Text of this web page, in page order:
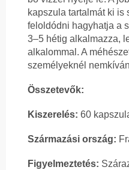
kapszula tartalmát ki is
feloldódni hagyhatja a
3–5 hétig alkalmazza,
alkalommal. A
személyeknél
Összetevők:
Kiszerelés: 60
Származási ország:
Figyelmeztetés: